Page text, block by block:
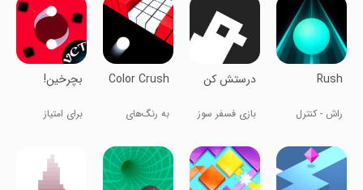
Rush
راش - کنترل
درستش کن
بازی فسفر سوز
Color Crush
به رنگ‌های
بچرخین!
برای امتیاز